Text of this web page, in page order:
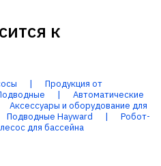
к
|
Продукция от
|
Автоматические
Аксессуары и оборудование для
Подводные Hayward |
Робот-
для бассейна